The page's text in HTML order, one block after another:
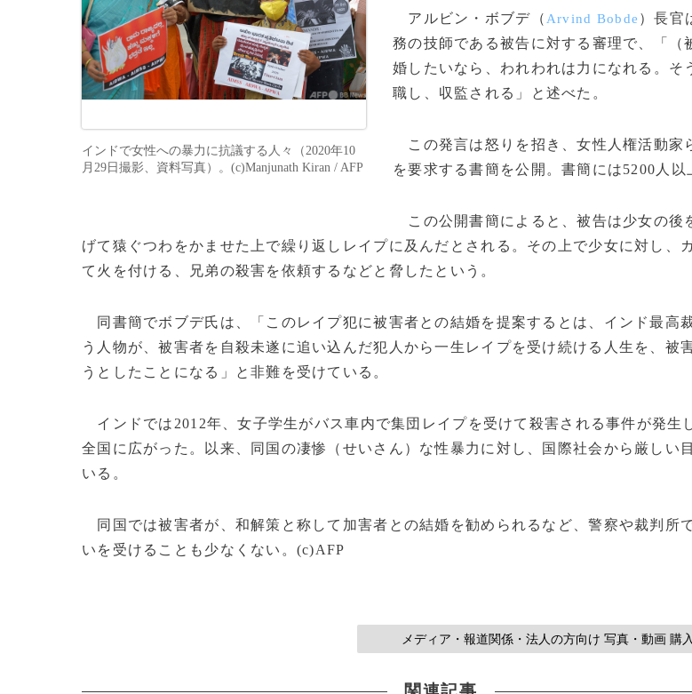
インドで女性への暴力に抗議する人々（2020年10
月29日撮影、資料写真）。(c)Manjunath Kiran / AFP
アルビン・ボブデ（ Arvind Bobde ）長官
務の技師である被告に対する審理で、「（
婚したいなら、われわれは力になれる。そ
職し、収監される」と述べた。
この発言は怒りを招き、女性人権活動家
を要求する書簡を公開。書簡には5200人以
この公開書簡によると、被告は少女の後
げて猿ぐつわをかませた上で繰り返しレイプに及んだとされる。その上で少女に対し、
て火を付ける、兄弟の殺害を依頼するなどと脅したという。
同書簡でボブデ氏は、「このレイプ犯に被害者との結婚を提案するとは、インド最高
う人物が、被害者を自殺未遂に追い込んだ犯人から一生レイプを受け続ける人生を、被
うとしたことになる」と非難を受けている。
インドでは2012年、女子学生がバス車内で集団レイプを受けて殺害される事件が発生
全国に広がった。以来、同国の凄惨（せいさん）な性暴力に対し、国際社会から厳しい
いる。
同国では被害者が、和解策と称して加害者との結婚を勧められるなど、警察や裁判所
いを受けることも少なくない。(c)AFP
メディア・報道関係・法人の方向け 写真・動画 購